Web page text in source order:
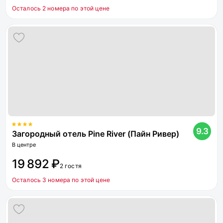
Осталось 2 номера по этой цене
Загородный отель Pine River (Пайн Ривер)
В центре
9.3
19 892 ₽2 гостя
Осталось 3 номера по этой цене